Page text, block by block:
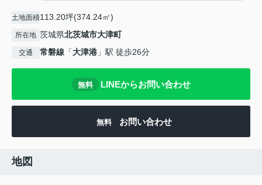
土地面積113.20坪(374.24㎡)
所在地 茨城県北茨城市大津町
交通 常磐線 「大津港 」駅 徒歩26分
無料 LINEからお問い合わせ
無料 お問い合わせ
地図